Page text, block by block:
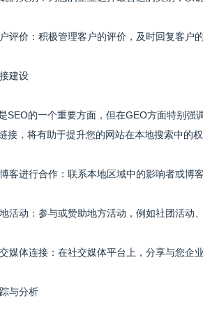
评价：积极管理客户的评价，及时回复客户
建设
SEO的一个重要方面，但在GEO方面特别
接，将有助于提升您的网站在本地搜索中的
客进行合作：联系本地区域中的影响者或博
活动：参与或赞助地方活动，例如社团活动
媒体连接：在社交媒体平台上，分享与您企
与分析